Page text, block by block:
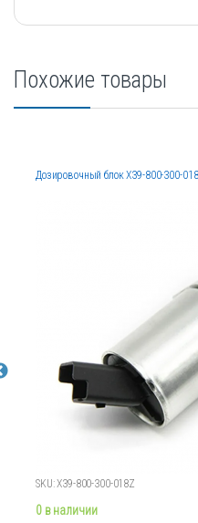
Похожие товары
Дозировочный блок X39-800-300-
SKU: X39-800-300-018Z
0 в наличии